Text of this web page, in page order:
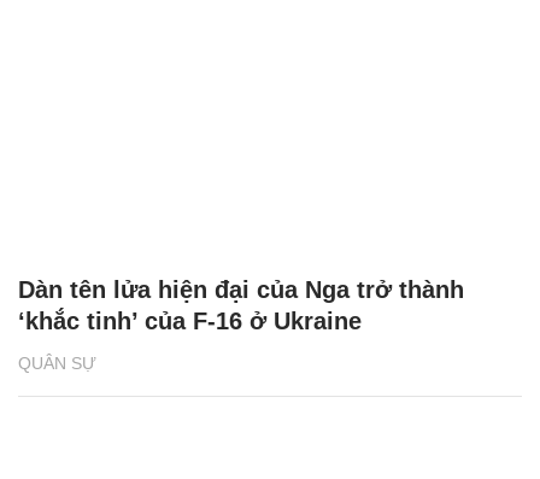
QUÂN SỰ
Dàn tên lửa hiện đại của Nga trở thành
‘khắc tinh’ của F-16 ở Ukraine